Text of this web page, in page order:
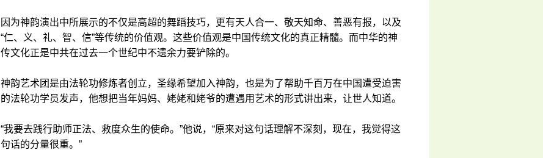
因为神韵演出中所展示的不仅是高超的舞蹈技巧，更有天人合一、敬天知命、善恶有报，以及
“仁、义、礼、智、信”等传统的价值观。这些价值观是中国传统文化的真正精髓。而中华的神
传文化正是中共在过去一个世纪中不遗余力要铲除的。
神韵艺术团是由法轮功修炼者创立，圣缘希望加入神韵，也是为了帮助千百万在中国遭受迫害
的法轮功学员发声，他想把当年妈妈、姥姥和姥爷的遭遇用艺术的形式讲出来，让世人知道。
“我要去践行助师正法、救度众生的使命。”他说，“原来对这句话理解不深刻，现在，我觉得这
句话的分量很重。”